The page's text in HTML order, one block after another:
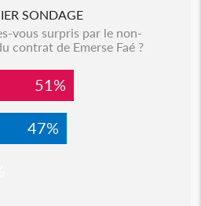
SONDAGE
vous surpris par le non-
contrat de Emerse Faé ?
51%
47%